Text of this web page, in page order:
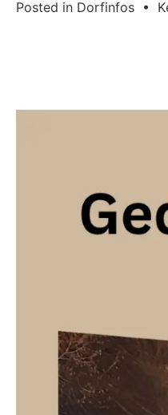
Posted in Dorfinfos •